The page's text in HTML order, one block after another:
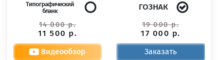
Типографический
бланк
14 000 р.
11 500 р.
ГОЗНАК
19 000 р.
17 000 р.
Видеообзор Заказать